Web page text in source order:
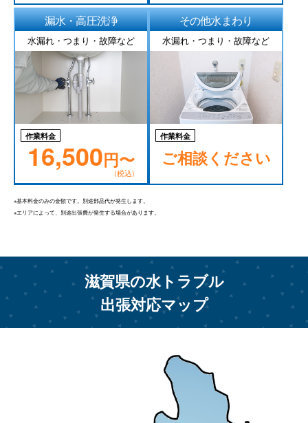
漏水・高圧洗浄
水漏れ・つまり・故障など
作業料金
16,500円〜
(税込)
その他水まわり
水漏れ・つまり・故障など
作業料金
ご相談ください
※基本料金のみの金額です。別途部品代が発生します。
※エリアによって、別途出張費が発生する場合があります。
滋賀県の水トラブル
出張対応マップ